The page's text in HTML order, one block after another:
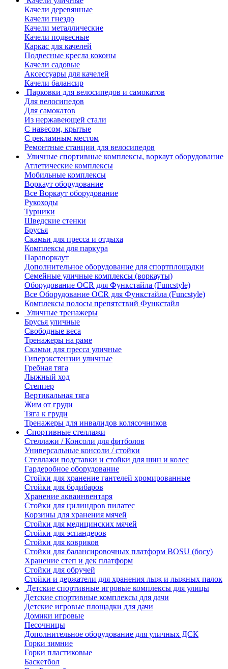
Качели деревянные
Качели гнездо
Качели металлические
Качели подвесные
Каркас для качелей
Подвесные кресла коконы
Качели садовые
Аксессуары для качелей
Качели балансир
Парковки для велосипедов и самокатов
Для велосипедов
Для самокатов
Из нержавеющей стали
С навесом, крытые
С рекламным местом
Ремонтные станции для велосипедов
Уличные спортивные комплексы, воркаут оборудование
Атлетические комплексы
Мобильные комплексы
Воркаут оборудование
Все Воркаут оборудование
Рукоходы
Турники
Шведские стенки
Брусья
Скамьи для пресса и отдыха
Комплексы для паркура
Параворкаут
Дополнительное оборудование для спортплощадки
Семейные уличные комплексы (воркауты)
Оборудование OCR для Функстайла (Funcstyle)
Все Оборудование OCR для Функстайла (Funcstyle)
Комплексы полосы препятствий Функстайл
Уличные тренажеры
Брусья уличные
Свободные веса
Тренажеры на раме
Скамьи для пресса уличные
Гиперэкстензии уличные
Гребная тяга
Лыжный ход
Степпер
Вертикальная тяга
Жим от груди
Тяга к груди
Тренажеры для инвалидов колясочников
Спортивные стеллажи
Стеллажи / Консоли для фитболов
Универсальные консоли / стойки
Стеллажи подставки и стойки для шин и колес
Гардеробное оборудование
Стойки для хранение гантелей хромированные
Стойки для бодибаров
Хранение акваинвентаря
Стойки для цилиндров пилатес
Корзины для хранения мячей
Стойки для медицинских мячей
Стойки для эспандеров
Стойки для ковриков
Стойки для балансировочных платформ BOSU (босу)
Хранение степ и дек платформ
Стойки для обручей
Стойки и держатели для хранения лыж и лыжных палок
Детские спортивные игровые комплексы для улицы
Детские спортивные комплексы для дачи
Детские игровые площадки для дачи
Домики игровые
Песочницы
Дополнительное оборудование для уличных ДСК
Горки зимние
Горки пластиковые
Баскетбол